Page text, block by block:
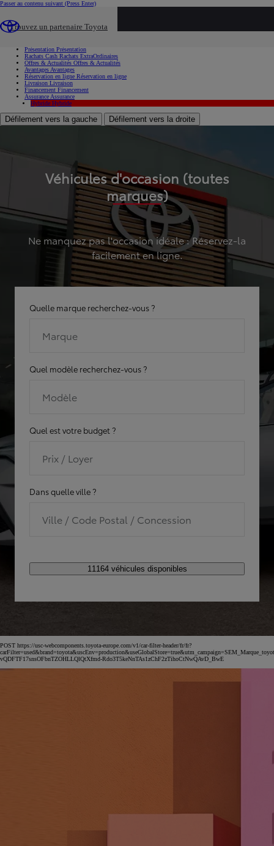
Passer au contenu suivant (Press Enter)
Trouvez un partenaire Toyota
Présentation Présentation
Rachats Cash Rachats ExtraOrdinaires
Offres & Actualités Offres & Actualités
Avantages Avantages
Réservation en ligne Réservation en ligne
Livraison Livraison
Financement Financement
Assurance Assurance
Hybride Hybride
Défilement vers la gauche Défilement vers la droite
Véhicules d'occasion (toutes
marques)
Ne manquez pas l'occasion idéale : Réservez-la
facilement en ligne.
Quelle marque recherchez-vous ?
Marque
Quel modèle recherchez-vous ?
Modèle
Quel est votre budget ?
Prix / Loyer
Dans quelle ville ?
Ville / Code Postal / Concession
11164 véhicules disponibles
POST https://usc-webcomponents.toyota-europe.com/v1/car-filter-header/fr/fr?
vQDFTF17snsOFbnTZOHLLQlQtXfmd-Rdo3T5keNnTAs1zChF2zTihoCtNwQAvD_BwE